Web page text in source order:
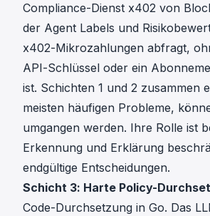
Compliance-Dienst x402 von
der Agent Labels und
x402-Mikrozahlungen abfragt,
API-Schlüssel oder ein
ist. Schichten 1 und 2 zusammen
meisten häufigen Probleme,
umgangen werden. Ihre Rolle ist
Erkennung und Erklärung
endgültige Entscheidungen.
Schicht 3: Harte Policy-
Code-Durchsetzung in Go. Das